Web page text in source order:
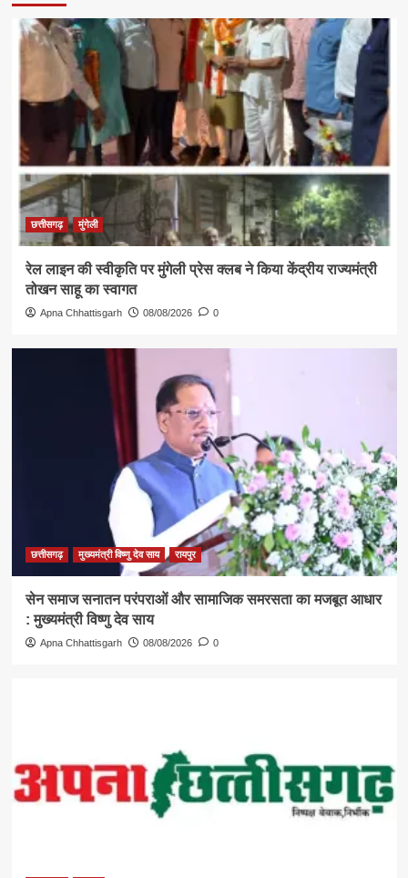
छत्तीसगढ़ मुंगेली
रेल लाइन की स्वीकृति पर मुंगेली प्रेस क्लब ने किया केंद्रीय राज्यमंत्री
तोखन साहू का स्वागत
Apna Chhattisgarh 08/08/2026 0
छत्तीसगढ़ मुख्यमंत्री विष्णु देव साय रायपुर
सेन समाज सनातन परंपराओं और सामाजिक समरसता का मजबूत आधार
: मुख्यमंत्री विष्णु देव साय
Apna Chhattisgarh 08/08/2026 0